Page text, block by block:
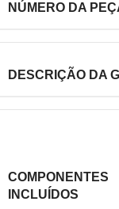
NÚMERO DA
DESCRIÇÃO DA
COMPONENTES
INCLUÍDOS